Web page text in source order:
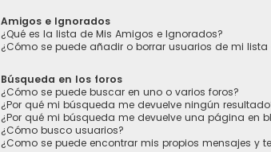
Amigos e Ignorados
¿Qué es la lista de Mis Amigos e Ignorados?
¿Cómo se puede añadir o borrar usuarios de mi
Búsqueda en los foros
¿Cómo se puede buscar en uno o varios foros?
¿Por qué mi búsqueda me devuelve ningún
¿Por qué mi búsqueda me devuelve una página en
¿Cómo busco usuarios?
¿Como se puede encontrar mis propios mensajes y